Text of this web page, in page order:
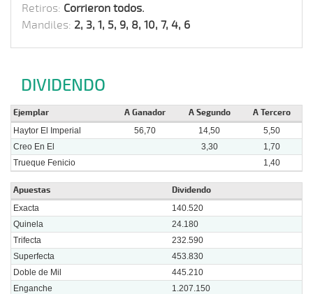
Retiros: Corrieron todos.
Mandiles: 2, 3, 1, 5, 9, 8, 10, 7, 4, 6
DIVIDENDO
Ejemplar A Ganador A Segundo A Tercero
Haytor El Imperial 56,70 14,50
5,50
Creo En El
3,30
1,70
Trueque Fenicio
1,40
Apuestas Dividendo
Exacta
140.520
Quinela
24.180
Trifecta
232.590
Superfecta
453.830
Doble de Mil
445.210
Enganche
1.207.150